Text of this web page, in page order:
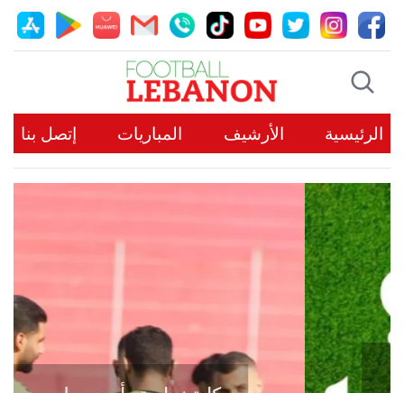
الرئيسية الأرشيف المباريات إتصل بنا